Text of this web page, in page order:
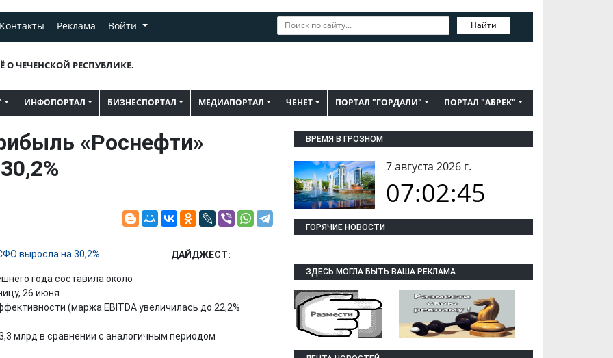
Контакты Реклама Войти Найти
О ЧЕЧЕНСКОЙ РЕСПУБЛИКЕ.
ИНФОПОРТАЛ БИЗНЕСПОРТАЛ МЕДИАПОРТАЛ ЧЕНЕТ ПОРТАЛ "ГОРДАЛИ" ПОРТАЛ "АБРЕК"
«Роснефти»
ДАЙДЖЕСТ:
года составила около
26 июня.
(маржа EBITDA увеличилась до 22,2%
млрд в сравнении с аналогичным периодом
ВРЕМЯ В ГРОЗНОМ
7 августа 2026 г.
07:02:46
ГОРЯЧИЕ НОВОСТИ
ЗДЕСЬ МОГЛА БЫТЬ ВАША РЕКЛАМА